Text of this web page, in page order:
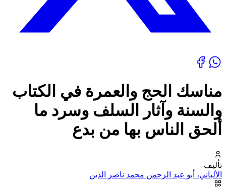
مناسك الحج والعمرة في الكتاب
والسنة وآثار السلف وسرد ما
ألحق الناس بها من بدع
تأليف
الألباني، أبو عبد الرحمن محمد ناصر الدين